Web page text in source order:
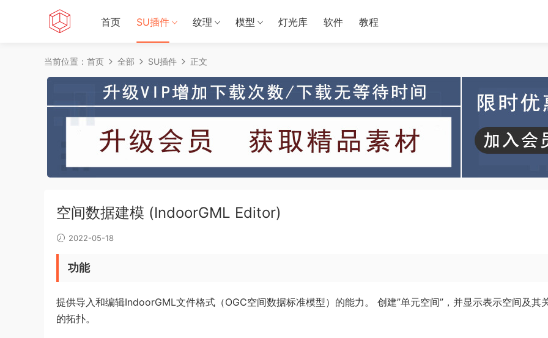
首页 SU插件 纹理 模型 灯光库 软件 教程
当前位置： 首页 全部 SU插件 正文
空间数据建模 (IndoorGML Editor)
2022-05-18
功能
提供导入和编辑IndoorGML文件格式（OGC空间数据标准模型）的能力。 创建”单元空间”，并显示表示空间及其
的拓扑。